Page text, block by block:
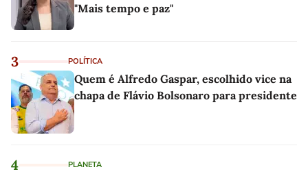
"Mais tempo e paz"
3 POLÍTICA
Quem é Alfredo Gaspar, escolhido vice na
chapa de Flávio Bolsonaro para presidente
4 PLANETA